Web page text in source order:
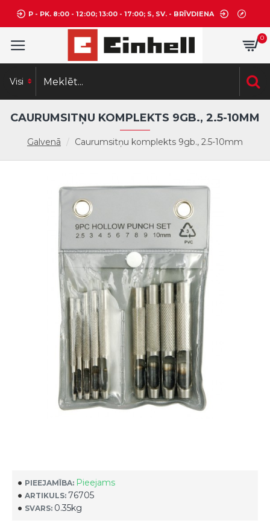
P - PK. 8:00 - 12:00; 13:00 - 17:00; S, SV. - BRĪVDIENA
0
Visi
Galvenā Caurumsitņu komplekts 9gb., 2.5-10mm
CAURUMSITŅU KOMPLEKTS 9GB., 2.5-10MM
PIEEJAMĪBA: Pieejams
ARTIKULS: 76705
SVARS: 0.35kg